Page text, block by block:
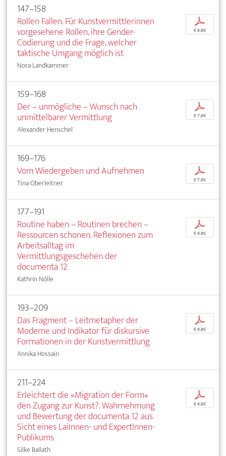
147–158
Rollen Fallen. Für Kunstvermittlerinnen
vorgesehene Rollen, ihre Gender-
Codierung und die Frage, welcher
taktische Umgang möglich ist
Nora Landkammer
p
€ 9,95
159–168
Der – unmögliche – Wunsch nach
unmittelbarer Vermittlung
Alexander Henschel
p
€ 7,95
169–176
Vom Wiedergeben und Aufnehmen
Tina Oberleitner
p
€ 7,95
177–191
Routine haben – Routinen brechen –
Ressourcen schonen. Reflexionen zum
Arbeitsalltag im
Vermittlungsgeschehen der
documenta 12
Kathrin Nölle
p
€ 9,95
193–209
Das Fragment – Leitmetapher der
Moderne und Indikator für diskursive
Formationen in der Kunstvermittlung
Annika Hossain
p
€ 9,95
211–224
Erleichtert die »Migration der Form«
den Zugang zur Kunst?. Wahrnehmung
und Bewertung der documenta 12 aus
Sicht eines LaiInnen- und ExpertInnen-
Publikums
Silke Ballath
p
€ 9,95